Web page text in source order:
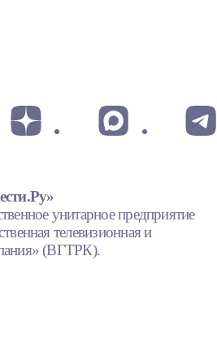
унитарное предприятие
телевизионная и
(ВГТРК).